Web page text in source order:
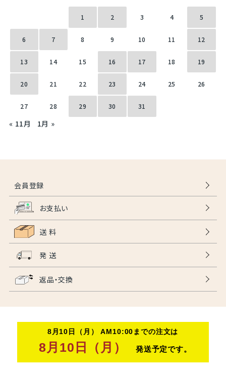
1 2 3 4 5
6 7 8 9 10 11 12
13 14 15 16 17 18 19
20 21 22 23 24 25 26
27 28 29 30 31
« 11月 1月 »
会員登録
お支払い
送 料
発 送
返品・交換